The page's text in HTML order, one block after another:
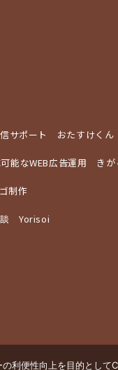
サポート おたすけくん
能なWEB広告運用 きが
制作
談 Yorisoi
の利便性向上を目的とし